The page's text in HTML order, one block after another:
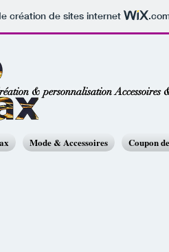
création de sites internet
& personnalisation Accessoires
Mode & Accessoires Coupon